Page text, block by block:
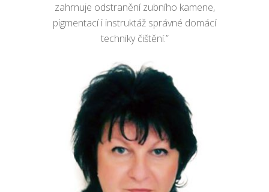
zahrnuje odstranění zubního kamene,
pigmentací i instruktáž správné domácí
techniky čištění.”